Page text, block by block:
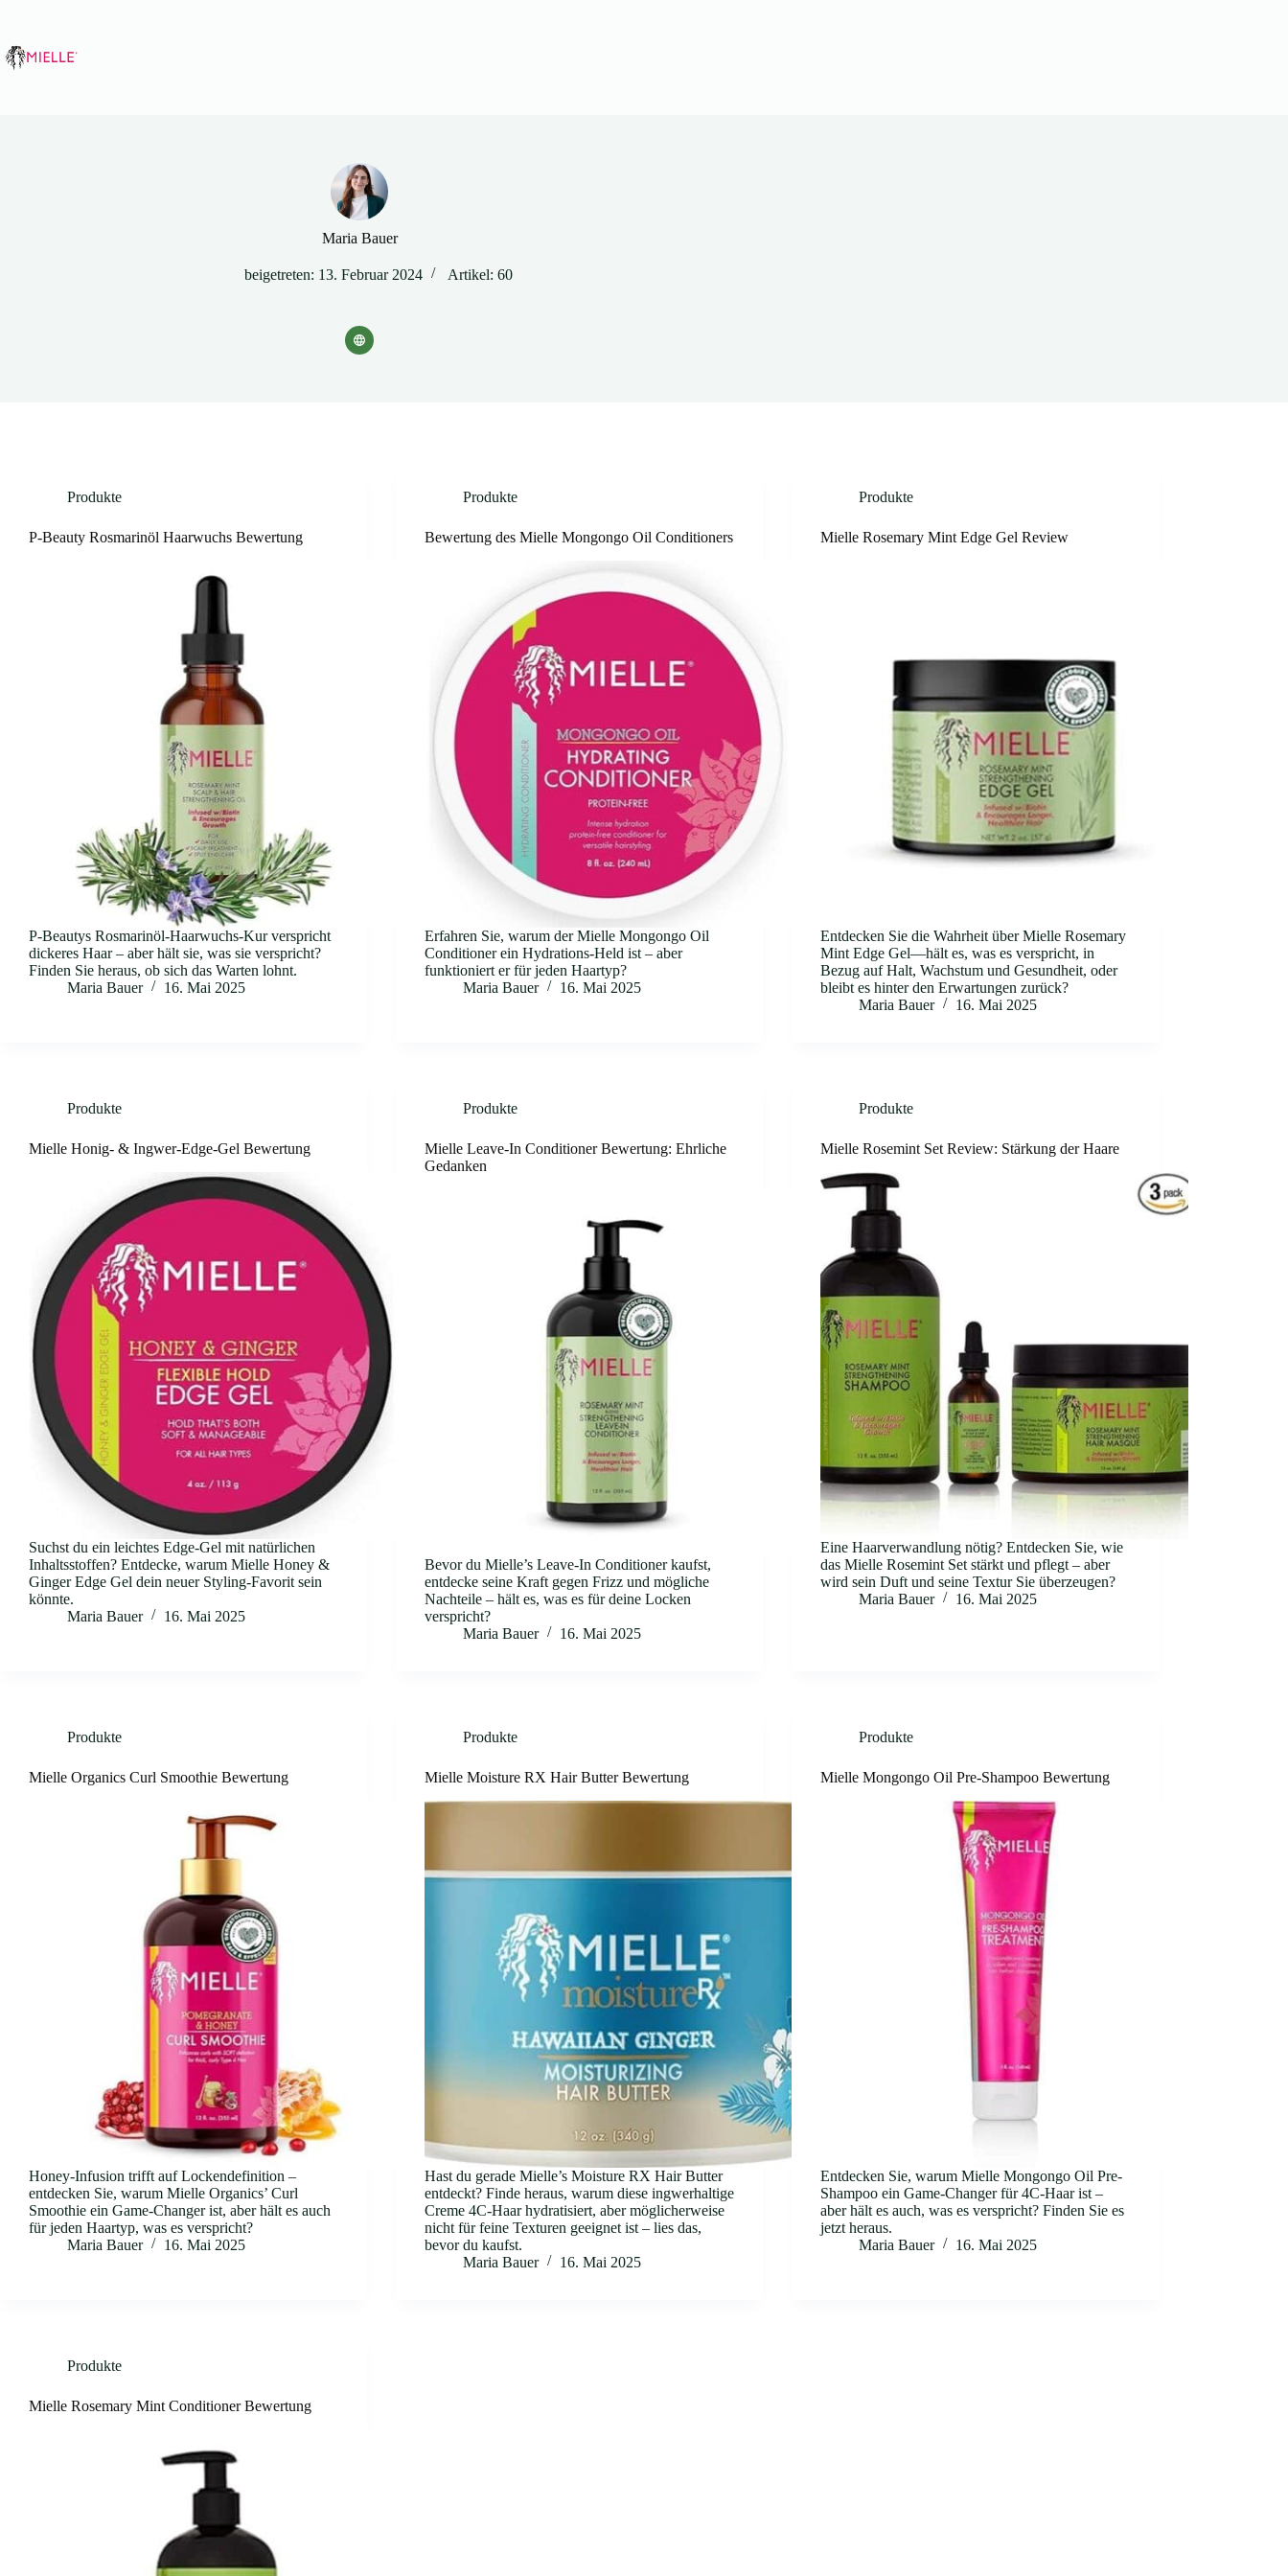
Maria Bauer
beigetreten: 13. Februar 2024 Artikel: 60
Produkte
P-Beauty Rosmarinöl Haarwuchs Bewertung
P-Beautys Rosmarinöl-Haarwuchs-Kur verspricht
dickeres Haar – aber hält sie, was sie verspricht?
Finden Sie heraus, ob sich das Warten lohnt.
Maria Bauer
16. Mai 2025
Produkte
Bewertung des Mielle Mongongo Oil Conditioners
Erfahren Sie, warum der Mielle Mongongo Oil
Conditioner ein Hydrations-Held ist – aber
funktioniert er für jeden Haartyp?
Maria Bauer
16. Mai 2025
Produkte
Mielle Rosemary Mint Edge Gel Review
Entdecken Sie die Wahrheit über Mielle Rosemary
Mint Edge Gel—hält es, was es verspricht, in
Bezug auf Halt, Wachstum und Gesundheit, oder
bleibt es hinter den Erwartungen zurück?
Maria Bauer
16. Mai 2025
Produkte
Mielle Honig- & Ingwer-Edge-Gel Bewertung
Suchst du ein leichtes Edge-Gel mit natürlichen
Inhaltsstoffen? Entdecke, warum Mielle Honey &
Ginger Edge Gel dein neuer Styling-Favorit sein
könnte.
Maria Bauer
16. Mai 2025
Produkte
Mielle Leave-In Conditioner Bewertung: Ehrliche
Gedanken
Bevor du Mielle’s Leave-In Conditioner kaufst,
entdecke seine Kraft gegen Frizz und mögliche
Nachteile – hält es, was es für deine Locken
verspricht?
Maria Bauer
16. Mai 2025
Produkte
Mielle Rosemint Set Review: Stärkung der Haare
Eine Haarverwandlung nötig? Entdecken Sie, wie
das Mielle Rosemint Set stärkt und pflegt – aber
wird sein Duft und seine Textur Sie überzeugen?
Maria Bauer
16. Mai 2025
Produkte
Mielle Organics Curl Smoothie Bewertung
Honey-Infusion trifft auf Lockendefinition –
entdecken Sie, warum Mielle Organics’ Curl
Smoothie ein Game-Changer ist, aber hält es auch
für jeden Haartyp, was es verspricht?
Maria Bauer
16. Mai 2025
Produkte
Mielle Moisture RX Hair Butter Bewertung
Hast du gerade Mielle’s Moisture RX Hair Butter
entdeckt? Finde heraus, warum diese ingwerhaltige
Creme 4C-Haar hydratisiert, aber möglicherweise
nicht für feine Texturen geeignet ist – lies das,
bevor du kaufst.
Maria Bauer
16. Mai 2025
Produkte
Mielle Mongongo Oil Pre-Shampoo Bewertung
Entdecken Sie, warum Mielle Mongongo Oil Pre-
Shampoo ein Game-Changer für 4C-Haar ist –
aber hält es auch, was es verspricht? Finden Sie es
jetzt heraus.
Maria Bauer
16. Mai 2025
Produkte
Mielle Rosemary Mint Conditioner Bewertung